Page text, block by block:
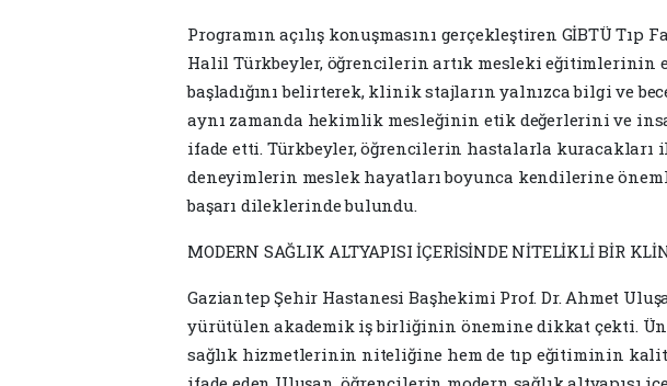
Programın açılış konuşmasını gerçekleştiren GİBTÜ Tıp
Halil Türkbeyler, öğrencilerin artık mesleki eğitimlerinin
başladığını belirterek, klinik stajların yalnızca bilgi ve
aynı zamanda hekimlik mesleğinin etik değerlerini ve
ifade etti. Türkbeyler, öğrencilerin hastalarla kuracakları
deneyimlerin meslek hayatları boyunca kendilerine
başarı dileklerinde bulundu.
MODERN SAĞLIK ALTYAPISI İÇERİSİNDE NİTELİKLİ BİR
Gaziantep Şehir Hastanesi Başhekimi Prof. Dr. Ahmet
yürütülen akademik iş birliğinin önemine dikkat çekti.
sağlık hizmetlerinin niteliğine hem de tıp eğitiminin